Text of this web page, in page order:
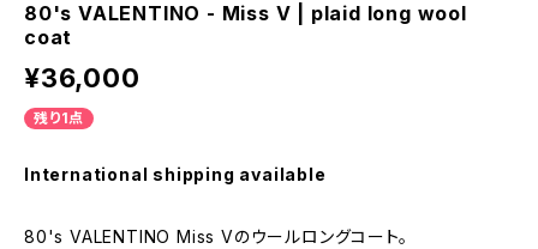
80's VALENTINO - Miss V | plaid long wool
coat
¥36,000
残り1点
International shipping available
80's VALENTINO Miss Vのウールロングコート。